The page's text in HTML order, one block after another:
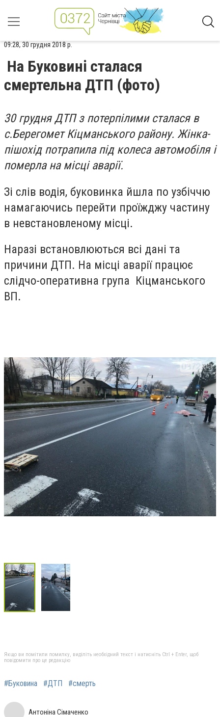
09:28, 30 грудня 2018 р.
На Буковині сталася
смертельна ДТП (фото)
30 грудня ДТП з потерпілими сталася в
с.Берегомет Кіцманського району. Жінка-
пішохід потрапила під колеса автомобіля і
померла на місці аварії.
Зі слів водія, буковинка йшла по узбіччю
намагаючись перейти проїжджу частину
в невстановленому місці.
Наразі встановлюються всі дані та
причини ДТП. На місці аварії працює
слідчо-оперативна група Кіцманського
ВП.
Якщо ви помітили помилку, виділіть необхідний текст і натисніть Ctrl + Enter, щоб
повідомити про це редакцію
#Буковина #ДТП #смерть
Антоніна Сімаченко